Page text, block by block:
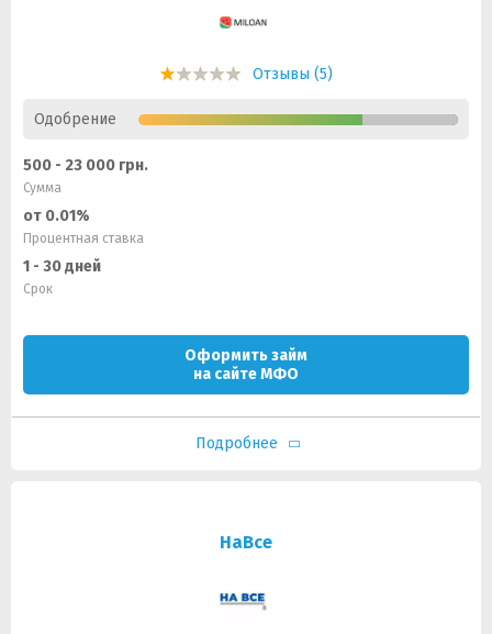
Отзывы (5)
Одобрение
500 - 23 000 грн.
Сумма
от 0.01%
Процентная ставка
1 - 30 дней
Срок
Оформить займ
на сайте МФО
Подробнее
НаВсе